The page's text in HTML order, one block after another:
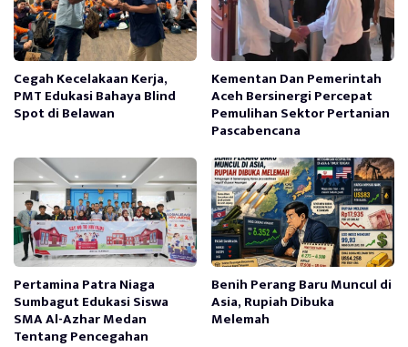
Cegah Kecelakaan Kerja,
PMT Edukasi Bahaya Blind
Spot di Belawan
Kementan Dan Pemerintah
Aceh Bersinergi Percepat
Pemulihan Sektor Pertanian
Pascabencana
Pertamina Patra Niaga
Sumbagut Edukasi Siswa
SMA Al-Azhar Medan
Tentang Pencegahan
Benih Perang Baru Muncul di
Asia, Rupiah Dibuka
Melemah